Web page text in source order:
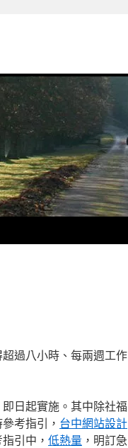
過八小時、每兩週工作
即日起實施。其中除社福
考指引， 台中網站設計
引中， 低熱量 ，明訂急